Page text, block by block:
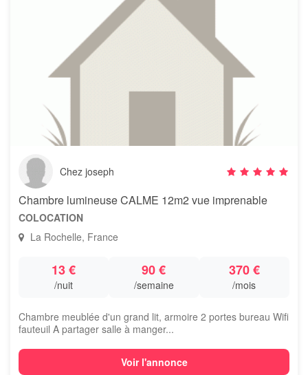
Chez joseph
Chambre lumineuse CALME 12m2 vue imprenable
COLOCATION
La Rochelle, France
13 €
/nuit
90 €
/semaine
370 €
/mois
Chambre meublée d'un grand lit, armoire 2 portes bureau Wifi
fauteuil A partager salle à manger...
Voir l'annonce